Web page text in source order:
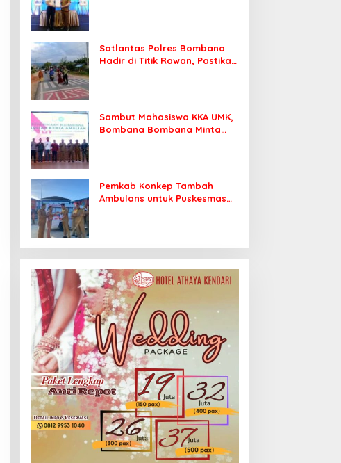
Satlantas Polres Bombana
Hadir di Titik Rawan, Pastikan
Sambut Mahasiswa KKA UMK,
Bombana Bombana Minta
Pemkab Konkep Tambah
Ambulans untuk Puskesmas